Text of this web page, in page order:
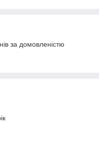
за домовленістю